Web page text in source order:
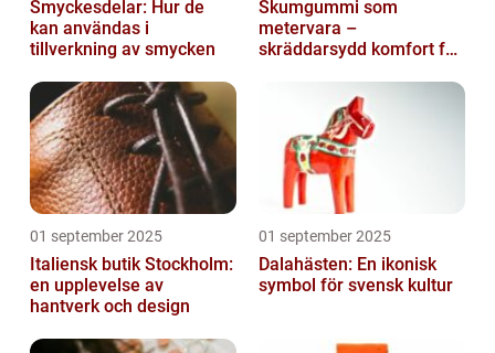
Smyckesdelar: Hur de
kan användas i
tillverkning av smycken
Skumgummi som
metervara –
skräddarsydd komfort för
01 september 2025
Italiensk butik Stockholm:
en upplevelse av
hantverk och design
01 september 2025
Dalahästen: En ikonisk
symbol för svensk kultur